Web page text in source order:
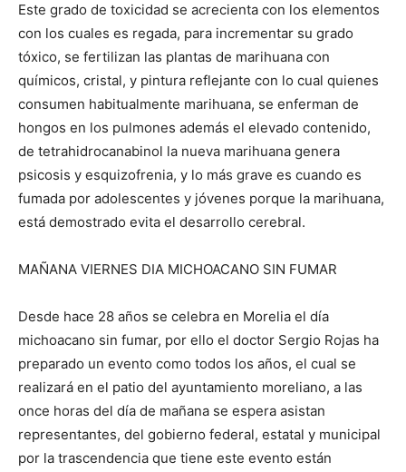
Este grado de toxicidad se acrecienta con los elementos
con los cuales es regada, para incrementar su grado
tóxico, se fertilizan las plantas de marihuana con
químicos, cristal, y pintura reflejante con lo cual quienes
consumen habitualmente marihuana, se enferman de
hongos en los pulmones además el elevado contenido,
de tetrahidrocanabinol la nueva marihuana genera
psicosis y esquizofrenia, y lo más grave es cuando es
fumada por adolescentes y jóvenes porque la marihuana,
está demostrado evita el desarrollo cerebral.
MAÑANA VIERNES DIA MICHOACANO SIN FUMAR
Desde hace 28 años se celebra en Morelia el día
michoacano sin fumar, por ello el doctor Sergio Rojas ha
preparado un evento como todos los años, el cual se
realizará en el patio del ayuntamiento moreliano, a las
once horas del día de mañana se espera asistan
representantes, del gobierno federal, estatal y municipal
por la trascendencia que tiene este evento están